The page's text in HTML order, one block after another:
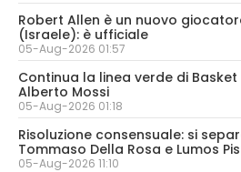
Robert Allen è un nuovo
(Israele): è ufficiale
05-Aug-2026 01:57
Continua la linea verde di
Alberto Mossi
05-Aug-2026 01:18
Risoluzione consensuale: si
Tommaso Della Rosa e Lumos
05-Aug-2026 11:10